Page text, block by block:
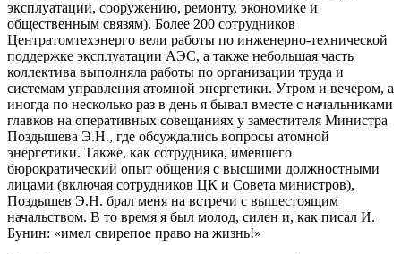
эксплуатации, сооружению, ремонту, экономике и
общественным связям). Более 200 сотрудников
Центратомтехэнерго вели работы по инженерно-технической
поддержке эксплуатации АЭС, а также небольшая часть
коллектива выполняла работы по организации труда и
системам управления атомной энергетики. Утром и вечером, а
иногда по несколько раз в день я бывал вместе с начальниками
главков на оперативных совещаниях у заместителя Министра
Поздышева Э.Н., где обсуждались вопросы атомной
энергетики. Также, как сотрудника, имевшего
бюрократический опыт общения с высшими должностными
лицами (включая сотрудников ЦК и Совета министров),
Поздышев Э.Н. брал меня на встречи с вышестоящим
начальством. В то время я был молод, силен и, как писал И.
Бунин: «имел свирепое право на жизнь!»